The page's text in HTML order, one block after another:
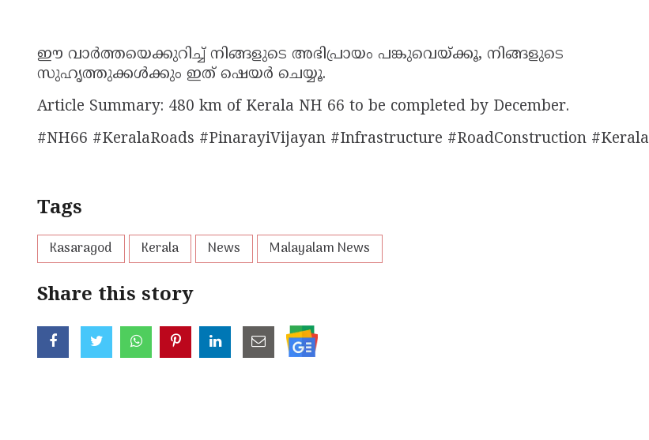
ഈ വാർത്തയെക്കുറിച്ച് നിങ്ങളുടെ അഭിപ്രായം പങ്കുവെയ്ക്കൂ, നിങ്ങളുടെ
സുഹൃത്തുക്കൾക്കും ഇത് ഷെയർ ചെയ്യൂ.
Article Summary: 480 km of Kerala NH 66 to be completed by December.
#NH66 #KeralaRoads #PinarayiVijayan #Infrastructure #RoadConstruction #Kerala
Tags
Kasaragod Kerala News Malayalam News
Share this story